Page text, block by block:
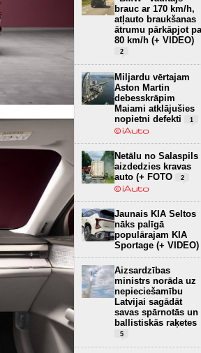
brauc ar 170 km/h,
atļauto braukšanas
ātrumu pārkāpjot
80 km/h (+ VIDEO)
2
Miljardu vērtajam
Aston Martin
debesskrāpim
Maiami atklājušies
nopietni defekti
1
Netālu no Salaspils
aizdedzies kravas
auto (+ FOTO
2
Jaunais KIA Seltos
nāks palīgā
populārajam KIA
Sportage (+ VIDEO)
Aizsardzības
ministrs norāda uz
nepieciešamību
Latvijai sagādāt
savas spārnotās un
ballistiskās raķetes
5